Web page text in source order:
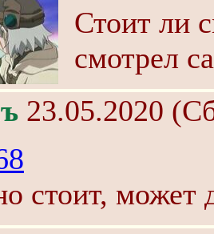
Стоит ли
смотрел
23.05.2020
стоит, может